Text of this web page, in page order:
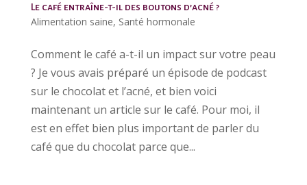
Le café entraîne-t-il des boutons d’acné ?
Alimentation saine, Santé hormonale
Comment le café a-t-il un impact sur votre peau
? Je vous avais préparé un épisode de podcast
sur le chocolat et l’acné, et bien voici
maintenant un article sur le café. Pour moi, il
est en effet bien plus important de parler du
café que du chocolat parce que...